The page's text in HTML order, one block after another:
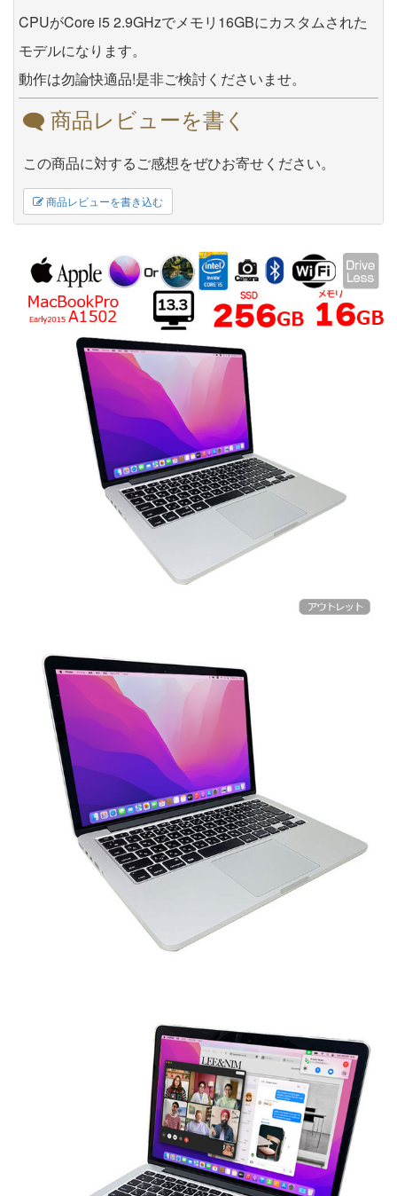
CPUがCore i5 2.9GHzでメモリ16GBにカスタムされた
モデルになります。
動作は勿論快適品!是非ご検討くださいませ。
商品レビューを書く
この商品に対するご感想をぜひお寄せください。
商品レビューを書き込む